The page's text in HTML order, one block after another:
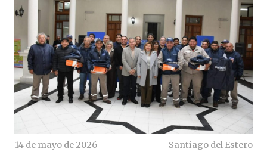
14 de mayo de 2026 Santiago del Estero